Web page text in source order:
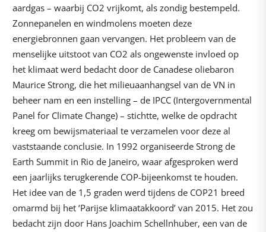
aardgas – waarbij CO2 vrijkomt, als zondig bestempeld.
Zonnepanelen en windmolens moeten deze
energiebronnen gaan vervangen. Het probleem van de
menselijke uitstoot van CO2 als ongewenste invloed op
het klimaat werd bedacht door de Canadese oliebaron
Maurice Strong, die het milieuaanhangsel van de VN in
beheer nam en een instelling – de IPCC (Intergovernmental
Panel for Climate Change) – stichtte, welke de opdracht
kreeg om bewijsmateriaal te verzamelen voor deze al
vaststaande conclusie. In 1992 organiseerde Strong de
Earth Summit in Rio de Janeiro, waar afgesproken werd
een jaarlijks terugkerende COP-bijeenkomst te houden.
Het idee van de 1,5 graden werd tijdens de COP21 breed
omarmd bij het ‘Parijse klimaatakkoord’ van 2015. Het zou
bedacht zijn door Hans Joachim Schellnhuber, een van de